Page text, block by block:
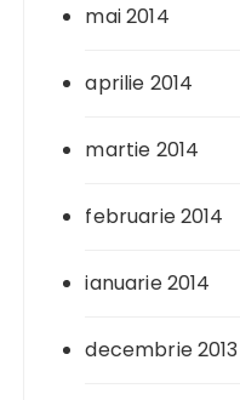
mai 2014
aprilie 2014
martie 2014
februarie 2014
ianuarie 2014
decembrie 2013